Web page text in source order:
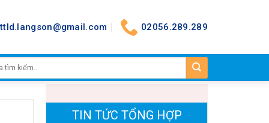
02056.289.289
TIN TỨC TỔNG HỢP